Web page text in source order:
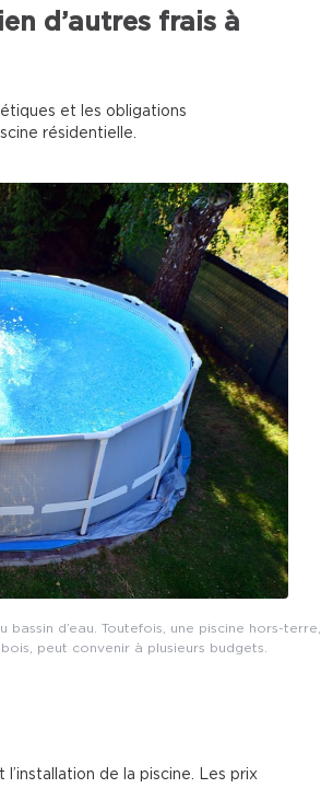
d’autres frais à
et les obligations
résidentielle.
d’eau. Toutefois, une piscine hors-terre,
peut convenir à plusieurs budgets.
de la piscine. Les prix